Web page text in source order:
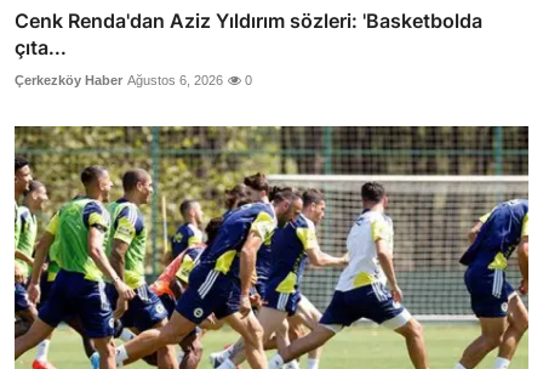
Cenk Renda'dan Aziz Yıldırım sözleri: 'Basketbolda
çıta...
Çerkezköy Haber Ağustos 6, 2026 0